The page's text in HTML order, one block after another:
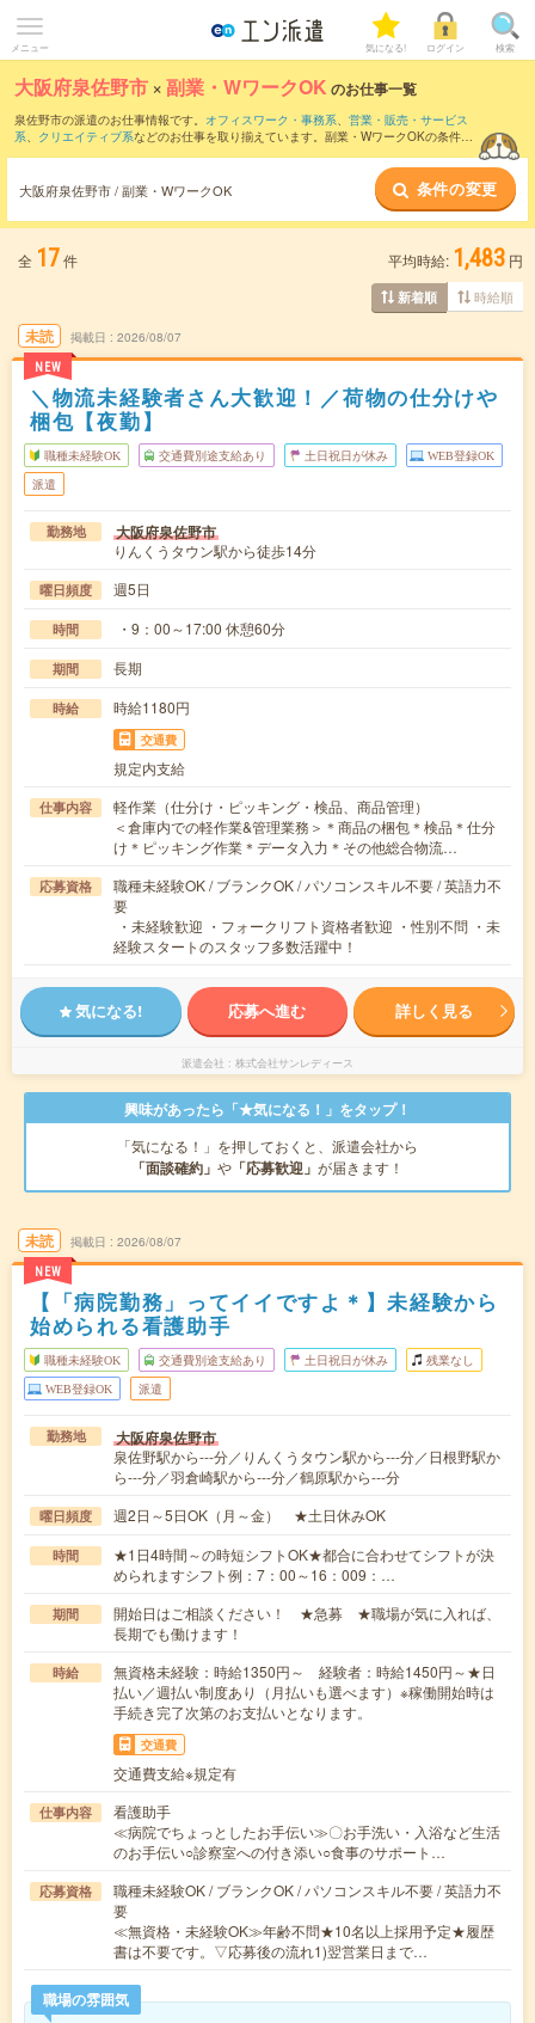
メニュー 気になる! ログイン 検索
大阪府泉佐野市 ×副業・WワークOK のお仕事一覧
泉佐野市の派遣のお仕事情報です。 オフィスワーク・事務系、 営業・販売・サービス
系、 クリエイティブ系などのお仕事を取り揃えています。副業・WワークOKの条件の
大阪府泉佐野市 / 副業・WワークOK 条件の変更
全 17件 平均時給: 1,483 円
新着順 時給順
未読
NEW
掲載日 2026/08/07
＼物流未経験者さん大歓迎！／荷物の仕分けや
梱包【夜勤】
職種未経験OK 交通費別途支給あり 土日祝日が休み WEB登録OK
派遣
勤務地 大阪府泉佐野市
りんくうタウン駅から徒歩14分
曜日頻度 週5日
時間 ・9：00～17:00 休憩60分
期間 長期
時給 時給1180円
交通費
規定内支給
仕事内容
軽作業（仕分け・ピッキング・検品、商品管理）
＜倉庫内での軽作業&管理業務＞＊商品の梱包＊検品＊仕分
け＊ピッキング作業＊データ入力＊その他総合物流…
応募資格
職種未経験OK / ブランクOK / パソコンスキル不要 / 英語力不
要
・未経験歓迎 ・フォークリフト資格者歓迎 ・性別不問 ・未
経験スタートのスタッフ多数活躍中！
気になる! 応募へ進む 詳しく見る
派遣会社 株式会社サンレディース
興味があったら「★気になる！」をタップ！
「気になる！」を押しておくと、派遣会社から
「面談確約」 や 「応募歓迎」 が届きます！
未読
NEW
掲載日 2026/08/07
【「病院勤務」ってイイですよ＊】未経験から
始められる看護助手
職種未経験OK 交通費別途支給あり 土日祝日が休み 残業なし
WEB登録OK 派遣
勤務地 大阪府泉佐野市
泉佐野駅から---分／りんくうタウン駅から---分／日根野駅か
ら---分／羽倉崎駅から---分／鶴原駅から---分
曜日頻度 週2日～5日OK（月～金） ★土日休みOK
時間
★1日4時間～の時短シフトOK★都合に合わせてシフトが決
められますシフト例：7：00～16：009：…
期間
開始日はご相談ください！ ★急募 ★職場が気に入れば、
長期でも働けます！
時給
無資格未経験：時給1350円～ 経験者：時給1450円～★日
払い／週払い制度あり（月払いも選べます）※稼働開始時は
手続き完了次第のお支払いとなります。
交通費
交通費支給※規定有
仕事内容
看護助手
≪病院でちょっとしたお手伝い≫〇お手洗い・入浴など生活
のお手伝い○診察室への付き添い○食事のサポート…
応募資格
職種未経験OK / ブランクOK / パソコンスキル不要 / 英語力不
要
≪無資格・未経験OK≫年齢不問★10名以上採用予定★履歴
書は不要です。▽応募後の流れ1)翌営業日まで…
職場の雰囲気